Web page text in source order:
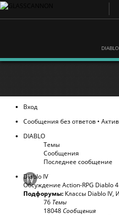
DIABLO
Вход
Сообщения без ответов •
DIABLO
Темы
Сообщения
Последнее сообщение
Diablo IV
Обсуждение Action-RPG Diablo
Подфорумы: Классы Diablo IV,
76 Темы
18048Сообщения